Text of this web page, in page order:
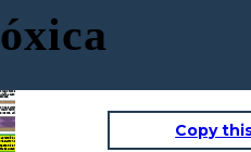
hago todo eso
acaso no
no es amor, es
mejor terminar
los dos, adiós.
que a veces la violencia
el amor. Decidió ir a terapia para
ese día empezó a promover las
afectivas saludables.
Copy